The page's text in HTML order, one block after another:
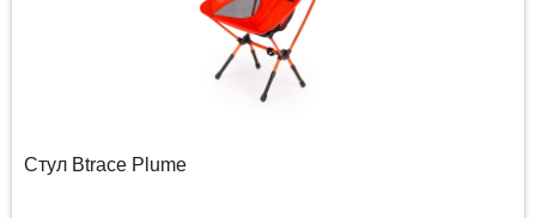
Стул Btrace Plume